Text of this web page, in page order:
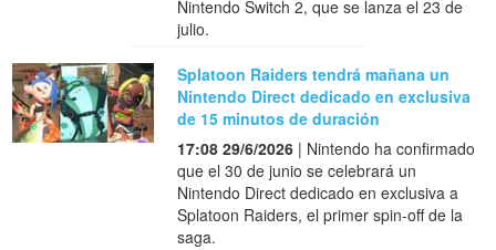
Nintendo Switch 2, que se lanza el 23 de
julio.
Splatoon Raiders tendrá mañana un
Nintendo Direct dedicado en exclusiva
de 15 minutos de duración
17:08 29/6/2026 | Nintendo ha confirmado
que el 30 de junio se celebrará un
Nintendo Direct dedicado en exclusiva a
Splatoon Raiders, el primer spin-off de la
saga.